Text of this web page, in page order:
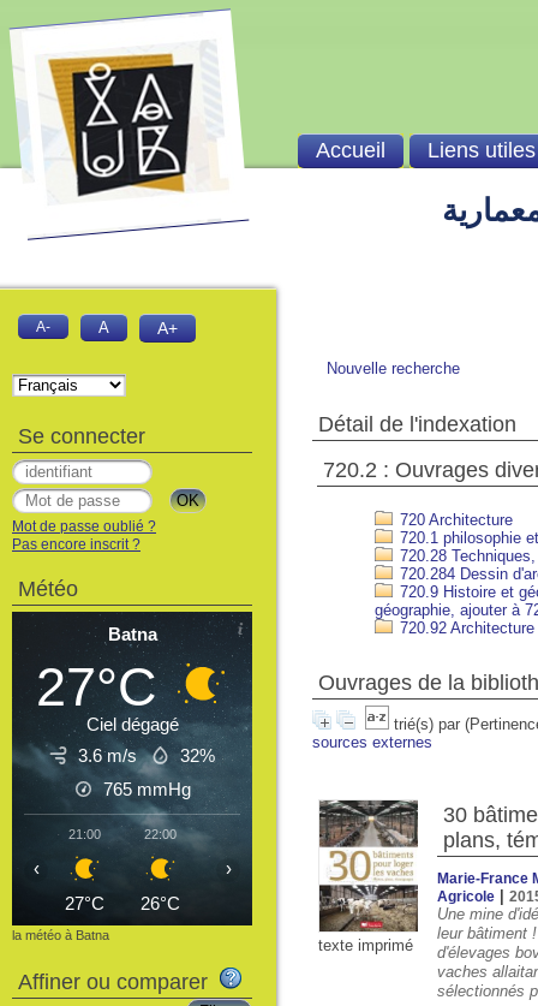
Nouvelle recherche
Détail de l'indexation
720.2 : Ouvrages
720 Architecture
720.1 philosophie
720.28
720.284 Dessin
720.9 Histoire et
géographie, ajouter à
720.92 Architecture
Ouvrages de la
trié(s) par
sources externes
texte imprimé
30
plans,
Marie-France
Agricole |
Une mine
leur bâtiment
d'élevages
vaches
sélectionnés
Accueil Liens utiles
A- A A+
Se connecter
Mot de passe oublié ?
Pas encore inscrit ?
Météo
Batna
27°C
Ciel dégagé
3.6 m/s
32%
765 mmHg
21:00
27°C
22:00
26°C
23:00 00:00
24°C
01:00
23°C
02:00
22°C
‹ ›
la météo à Batna
Affiner ou comparer